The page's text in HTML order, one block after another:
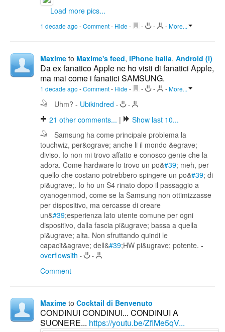
Load more pics...
1 decade ago -Comment- Hide - - - -More...
Maxime to Maxime's feed, iPhone Italia, Android (i)
Da ex fanatico Apple ne ho visti di fanatici Apple,
ma mai come i fanatici SAMSUNG.
1 decade ago -Comment- Hide - - - -More...
Uhm? - Ubikindred - -
21 other comments... |
Show last 10...
Samsung ha come principale problema la
touchwiz, per&ograve; anche li il mondo &egrave;
diviso. Io non mi trovo affatto e conosco gente che la
adora. Come hardware lo trovo un po&#39; meh, per
quello che costano potrebbero spingere un po&#39; di
pi&ugrave;. Io ho un S4 rinato dopo il passaggio a
cyanogenmod, come se la Samsung non ottimizzasse
per dispositivo, ma cercasse di creare
un&#39;esperienza lato utente comune per ogni
dispositivo, dalla fascia pi&ugrave; bassa a quella
pi&ugrave; alta. Non sfruttando quindi le
capacit&agrave; dell&#39;HW pi&ugrave; potente. -
overflowsith - -
Comment
Maxime to Cocktail di Benvenuto
CONDINUI CONDINUI... CONDINUI A
SUONERE... https://youtu.be/ZfiMe5qV...